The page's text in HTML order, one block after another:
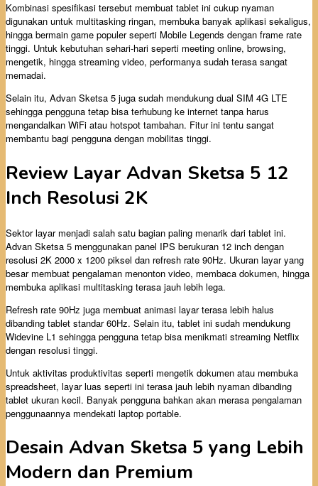
Kombinasi spesifikasi tersebut membuat tablet ini cukup nyaman
digunakan untuk multitasking ringan, membuka banyak aplikasi sekaligus,
hingga bermain game populer seperti Mobile Legends dengan frame rate
tinggi. Untuk kebutuhan sehari-hari seperti meeting online, browsing,
mengetik, hingga streaming video, performanya sudah terasa sangat
memadai.
Selain itu, Advan Sketsa 5 juga sudah mendukung dual SIM 4G LTE
sehingga pengguna tetap bisa terhubung ke internet tanpa harus
mengandalkan WiFi atau hotspot tambahan. Fitur ini tentu sangat
membantu bagi pengguna dengan mobilitas tinggi.
Review Layar Advan Sketsa 5 12
Inch Resolusi 2K
Sektor layar menjadi salah satu bagian paling menarik dari tablet ini.
Advan Sketsa 5 menggunakan panel IPS berukuran 12 inch dengan
resolusi 2K 2000 x 1200 piksel dan refresh rate 90Hz. Ukuran layar yang
besar membuat pengalaman menonton video, membaca dokumen, hingga
membuka aplikasi multitasking terasa jauh lebih lega.
Refresh rate 90Hz juga membuat animasi layar terasa lebih halus
dibanding tablet standar 60Hz. Selain itu, tablet ini sudah mendukung
Widevine L1 sehingga pengguna tetap bisa menikmati streaming Netflix
dengan resolusi tinggi.
Untuk aktivitas produktivitas seperti mengetik dokumen atau membuka
spreadsheet, layar luas seperti ini terasa jauh lebih nyaman dibanding
tablet ukuran kecil. Banyak pengguna bahkan akan merasa pengalaman
penggunaannya mendekati laptop portable.
Desain Advan Sketsa 5 yang Lebih
Modern dan Premium